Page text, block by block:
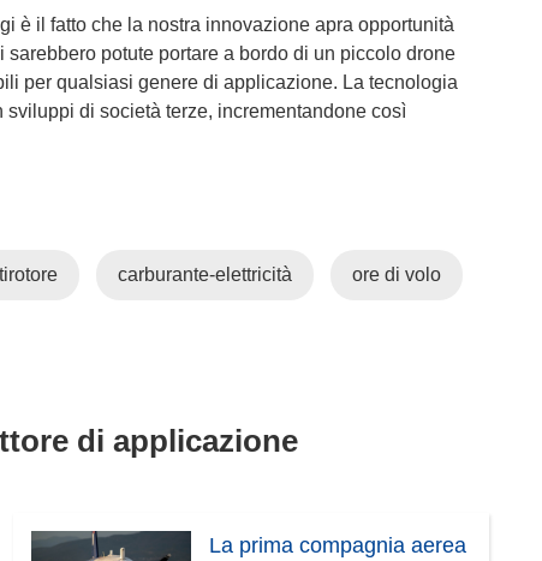
è il fatto che la nostra innovazione apra opportunità
potute portare a bordo di un piccolo drone
per qualsiasi genere di applicazione. La tecnologia
di società terze, incrementandone così
carburante-elettricità ore di volo
di applicazione
La prima compagnia aerea